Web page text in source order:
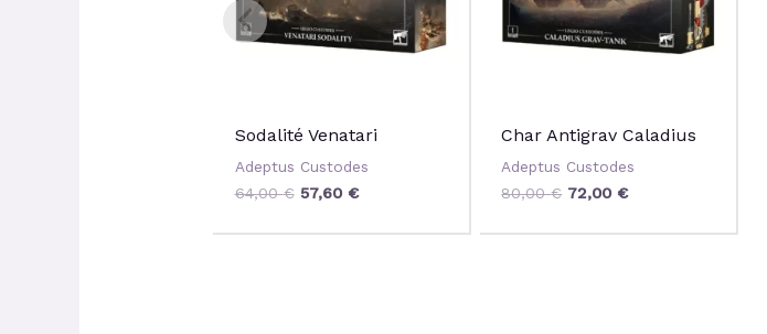
Sodalité Venatari
Adeptus Custodes
64,00€ 57,60 €
Char Antigrav Caladius
Adeptus Custodes
80,00€ 72,00 €